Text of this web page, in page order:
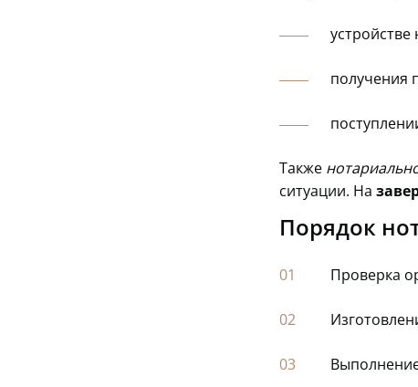
устройстве
получения
Также
ситуации. На
Порядок
Проверка